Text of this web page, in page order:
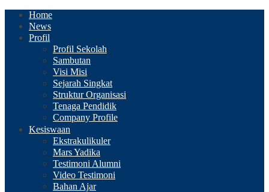
Home
News
Profil
Profil Sekolah
Sambutan
Visi Misi
Sejarah Singkat
Struktur Organisasi
Tenaga Pendidik
Company Profile
Kesiswaan
Ekstrakulikuler
Mars Yadika
Testimoni Alumni
Video Testimoni
Bahan Ajar